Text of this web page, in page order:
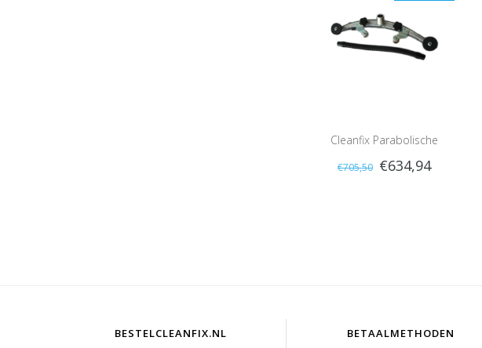
Cleanfix Parabolische
Zuigmond Compleet,
€705,50 €634,94
BESTELCLEANFIX.NL BETAALMETHODEN